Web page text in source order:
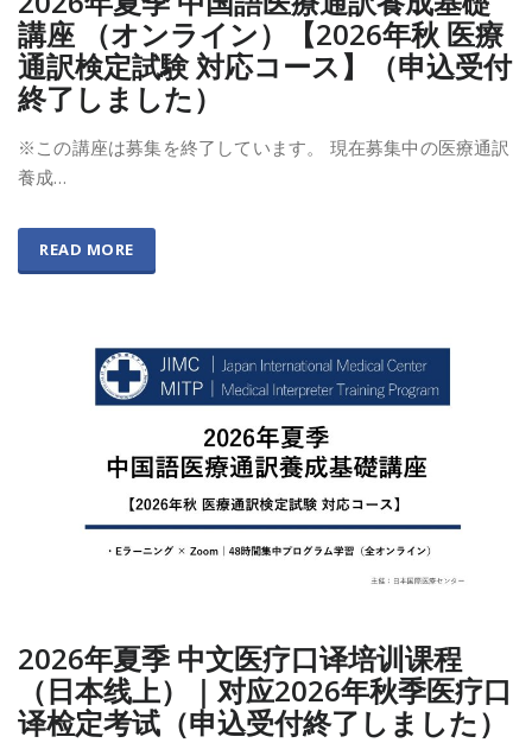
講座 （オンライン）【2026年秋 医療
通訳検定試験 対応コース】（申込受付
終了しました）
※この講座は募集を終了しています。 現在募集中の医療通訳
養成…
READ MORE
2026年夏季 中文医疗口译培训课程
（日本线上）｜对应2026年秋季医疗口
译检定考试（申込受付終了しました）